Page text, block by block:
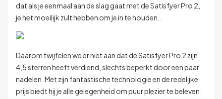
dat als je eenmaal aan de slag gaat met de Satisfyer Pro 2,
je het moeilijk zult hebben om je in te houden..
Daarom twijfelen we er niet aan dat de Satisfyer Pro 2 zijn
4,5 sterren heeft verdiend, slechts beperkt door een paar
nadelen. Met zijn fantastische technologie en de redelijke
prijs biedt hij je alle gelegenheid om puur plezier te beleven.